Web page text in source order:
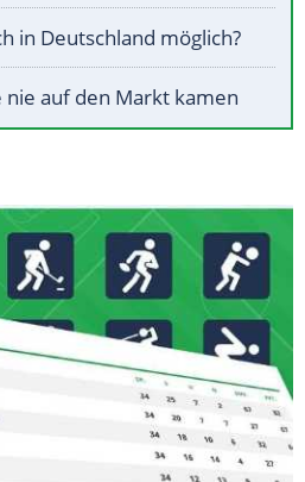
in Deutschland möglich?
nie auf den Markt kamen